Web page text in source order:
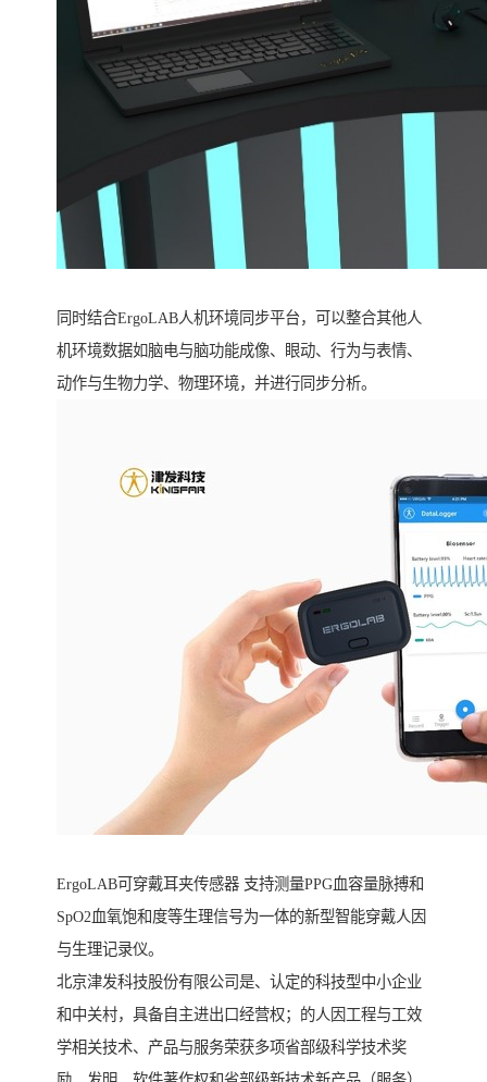
同时结合ErgoLAB人机环境同步平台，可以整合其他人
机环境数据如脑电与脑功能成像、眼动、行为与表情、
动作与生物力学、物理环境，并进行同步分析。
ErgoLAB可穿戴耳夹传感器 支持测量PPG血容量脉搏和
SpO2血氧饱和度等生理信号为一体的新型智能穿戴人因
与生理记录仪。
北京津发科技股份有限公司是、认定的科技型中小企业
和中关村，具备自主进出口经营权；的人因工程与工效
学相关技术、产品与服务荣获多项省部级科学技术奖